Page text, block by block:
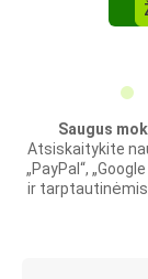
Saugus
Atsiskaitykite
„PayPal“,
ir